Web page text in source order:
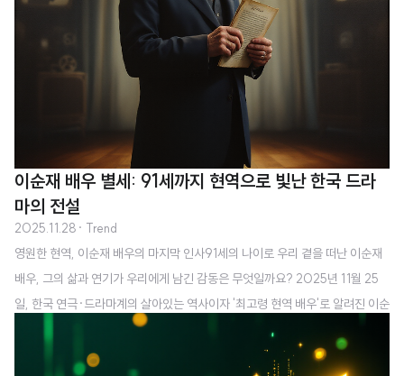
이순재 배우 별세: 91세까지 현역으로 빛난 한국 드라
마의 전설
2025.11.28 · Trend
영원한 현역, 이순재 배우의 마지막 인사91세의 나이로 우리 곁을 떠난 이순재
배우, 그의 삶과 연기가 우리에게 남긴 감동은 무엇일까요? 2025년 11월 25
일, 한국 연극·드라마계의 살아있는 역사이자 '최고령 현역 배우'로 알려진 이순
재 씨의 별세 소식은 단순한 연예 뉴스를 넘어 한국 문화사의 한 페이지가 닫힌
것처럼 많은 이들의 가슴을 먹먹하게 하고 있습니다.이순재 배우: 한국 방송사